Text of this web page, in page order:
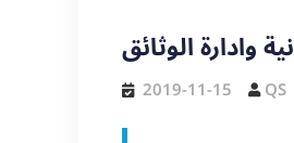
وادارة الوثائق
2019-11-15 QS